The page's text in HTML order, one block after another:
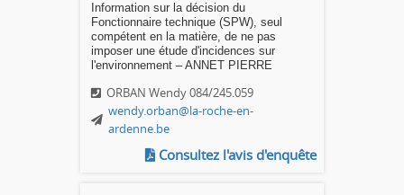
Information sur la décision du
Fonctionnaire technique (SPW), seul
compétent en la matière, de ne pas
imposer une étude d'incidences sur
l'environnement – ANNET PIERRE
ORBAN Wendy 084/245.059
wendy.orban@la-roche-en-
ardenne.be
Consultez l'avis d'enquête